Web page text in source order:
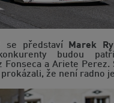
se představí Marek
budou
Fonseca a Ariete Perez.
že není radno